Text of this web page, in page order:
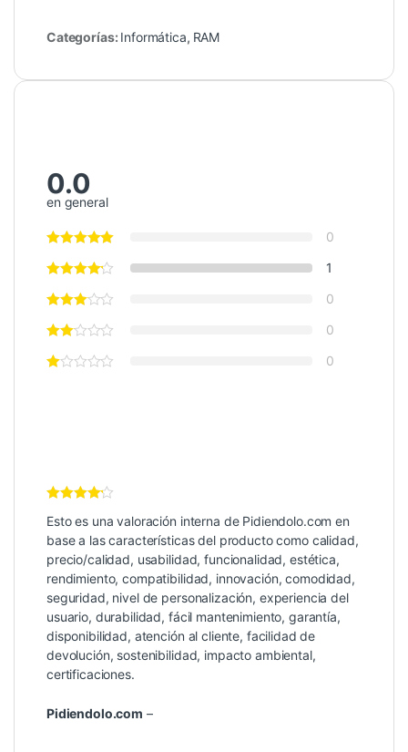
Categorías: Informática, RAM
0.0
en general
0
1
0
0
0
Interna4
de 5
Esto es una valoración interna de Pidiendolo.com en
base a las características del producto como calidad,
precio/calidad, usabilidad, funcionalidad, estética,
rendimiento, compatibilidad, innovación, comodidad,
seguridad, nivel de personalización, experiencia del
usuario, durabilidad, fácil mantenimiento, garantía,
disponibilidad, atención al cliente, facilidad de
devolución, sostenibilidad, impacto ambiental,
certificaciones.
Pidiendolo.com –